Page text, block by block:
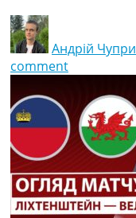
Новости футбола
Новости
Конкурс
Логин
Рейтинги
Правила
Турниры
Андрій
comment